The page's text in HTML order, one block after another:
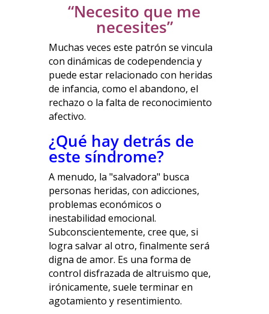
“Necesito que me
necesites”
Muchas veces este patrón se vincula
con dinámicas de codependencia y
puede estar relacionado con heridas
de infancia, como el abandono, el
rechazo o la falta de reconocimiento
afectivo.
¿Qué hay detrás de
este síndrome?
A menudo, la "salvadora" busca
personas heridas, con adicciones,
problemas económicos o
inestabilidad emocional.
Subconscientemente, cree que, si
logra salvar al otro, finalmente será
digna de amor. Es una forma de
control disfrazada de altruismo que,
irónicamente, suele terminar en
agotamiento y resentimiento.